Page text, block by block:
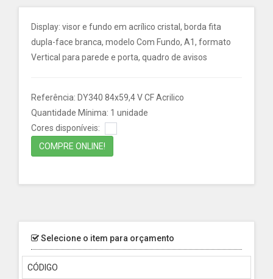
Display: visor e fundo em acrílico cristal, borda fita
dupla-face branca, modelo Com Fundo, A1, formato
Vertical para parede e porta, quadro de avisos
Referência: DY340 84x59,4 V CF Acrilico
Quantidade Mínima: 1 unidade
Cores disponíveis:
COMPRE ONLINE!
Selecione o item para orçamento
CÓDIGO